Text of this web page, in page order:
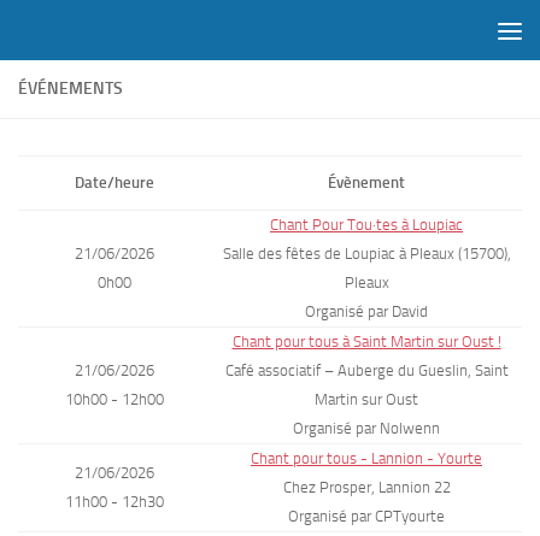
ÉVÉNEMENTS
Date/heure Évènement
21/06/2026
0h00
Chant Pour Tou·tes à Loupiac
Salle des fêtes de Loupiac à Pleaux (15700),
Pleaux
Organisé par David
21/06/2026
10h00 - 12h00
Chant pour tous à Saint Martin sur Oust !
Café associatif – Auberge du Gueslin, Saint
Martin sur Oust
Organisé par Nolwenn
21/06/2026
11h00 - 12h30
Chant pour tous - Lannion - Yourte
Chez Prosper, Lannion 22
Organisé par CPTyourte